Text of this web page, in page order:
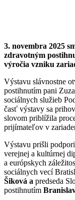
3. novembra 2025
zdravotným
výročia vzniku
Výstavu slávnostne
postihnutím pani
sociálnych služieb
časť výstavy sa
slovom priblížila
prijímateľov v
Výstavu prišli
verejnej a kultúrnej
a európskych
sociálnych vecí
Šiková a predseda
postihnutím